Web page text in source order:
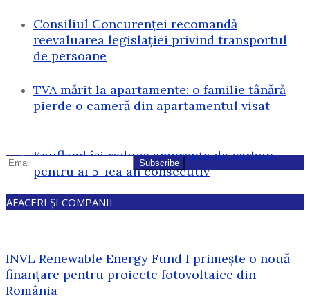
Consiliul Concurenței recomandă
reevaluarea legislației privind transportul
de persoane
TVA mărit la apartamente: o familie tânără
pierde o cameră din apartamentul visat
Kaufland își reduce amprenta de carbon
pentru al 5-lea an consecutiv
AFACERI ȘI COMPANII
INVL Renewable Energy Fund I primește o nouă
finanțare pentru proiecte fotovoltaice din
România